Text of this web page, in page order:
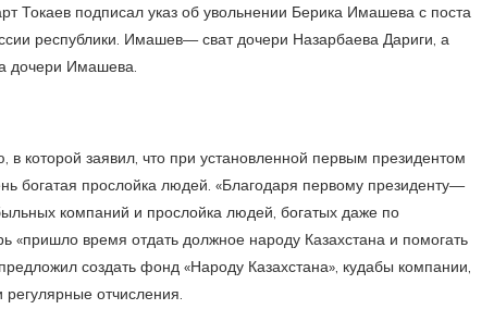
Токаев подписал указ об увольнении Берика Имашева с поста
республики. Имашев— сват дочери Назарбаева Дариги, а
дочери Имашева.
которой заявил, что при установленной первым президентом
богатая прослойка людей. «Благодаря первому президенту—
компаний и прослойка людей, богатых даже по
время отдать должное народу Казахстана и помогать
создать фонд «Народу Казахстана», кудабы компании,
отчисления.